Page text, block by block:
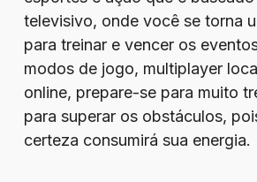
televisivo, onde você se torna
para treinar e vencer os
modos de jogo, multiplayer
online, prepare-se para muito
para superar os obstáculos,
certeza consumirá sua energia.